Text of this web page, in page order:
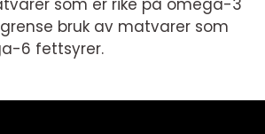
bruk av matvarer som
6 fettsyrer.